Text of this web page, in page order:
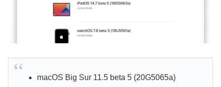
macOS Big Sur 11.5 beta 5 (20G5065a)